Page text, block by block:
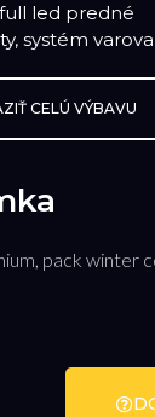
full led predné
systém
CELÚ VÝBAVU
pack winter